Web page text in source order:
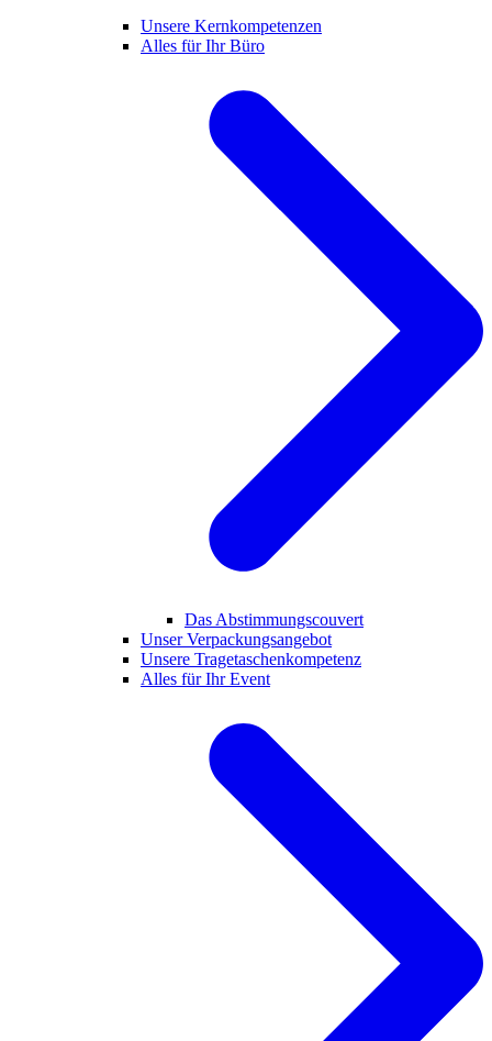
Unsere Kernkompetenzen
Alles für Ihr Büro
Das Abstimmungscouvert
Unser Verpackungsangebot
Unsere Tragetaschenkompetenz
Alles für Ihr Event